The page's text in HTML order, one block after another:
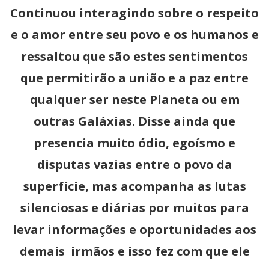
Continuou interagindo sobre o respeito
e o amor entre seu povo e os humanos e
ressaltou que são estes sentimentos
que permitirão a união e a paz entre
qualquer ser neste Planeta ou em
outras Galáxias. Disse ainda que
presencia muito ódio, egoísmo e
disputas vazias entre o povo da
superfície, mas acompanha as lutas
silenciosas e diárias por muitos para
levar informações e oportunidades aos
demais irmãos e isso fez com que ele